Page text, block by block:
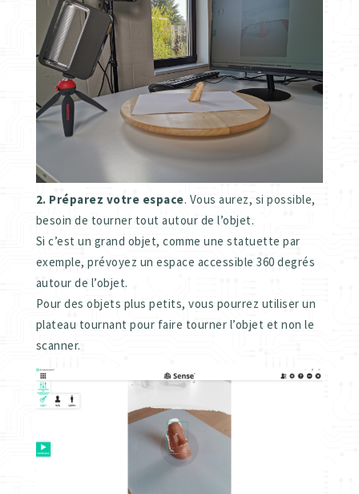
2. Préparez votre espace. Vous aurez, si possible,
besoin de tourner tout autour de l’objet.
Si c’est un grand objet, comme une statuette par
exemple, prévoyez un espace accessible 360 degrés
autour de l’objet.
Pour des objets plus petits, vous pourrez utiliser un
plateau tournant pour faire tourner l’objet et non le
scanner.